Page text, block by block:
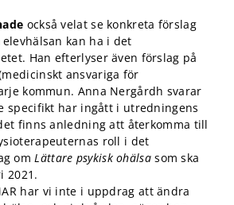
också velat se konkreta förslag
kan ha i det
Han efterlyser även förslag på
ansvariga för
kommun. Anna Nergårdh svarar
specifikt har ingått i utredningens
finns anledning att återkomma till
roll i det
omLättare psykisk ohälsasom ska
2021.
har vi inte i uppdrag att ändra